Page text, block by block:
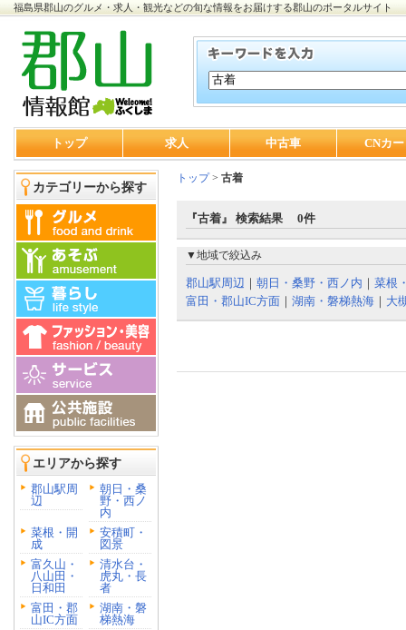
福島県郡山のグルメ・求人・観光などの旬な情報をお届けする郡山のポータルサイト
トップ 求人 中古車 CNカ
カテゴリーから探す
エリアから探す
郡山駅周
辺
朝日・桑
野・西ノ
内
菜根・開
成
安積町・
図景
富久山・
八山田・
日和田
清水台・
虎丸・長
者
富田・郡
山IC方面
湖南・磐
梯熱海
トップ> 古着
『古着』 検索結果 0件
▼地域で絞込み
郡山駅周辺 ｜ 朝日・桑野・西ノ内 ｜ 菜根
富田・郡山IC方面 ｜ 湖南・磐梯熱海 ｜ 大